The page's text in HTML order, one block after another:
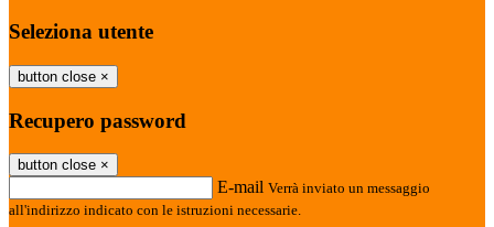
Seleziona utente
button close ×
Recupero password
button close ×
E-mail Verrà inviato un messaggio
all'indirizzo indicato con le istruzioni necessarie.